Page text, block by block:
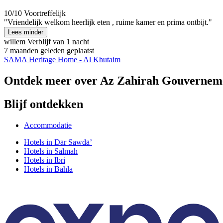
10/10 Voortreffelijk
"Vriendelijk welkom heerlijk eten , ruime kamer en prima ontbijt."
Lees minder
willem Verblijf van 1 nacht
7 maanden geleden geplaatst
SAMA Heritage Home - Al Khutaim
Ontdek meer over Az Zahirah
Blijf ontdekken
Accommodatie
Hotels in Dār Sawdāʼ
Hotels in Salmah
Hotels in Ibri
Hotels in Bahla